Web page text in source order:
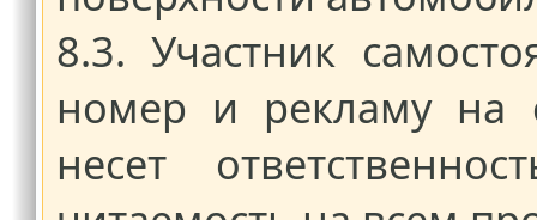
8.3. Участник
номер и рекламу на
несет